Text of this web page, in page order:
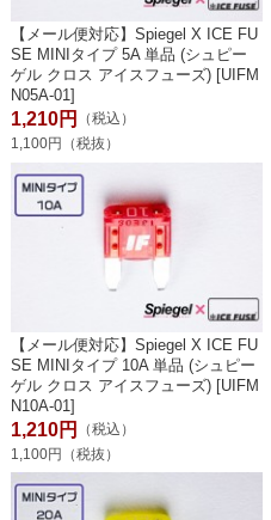
【メール便対応】Spiegel X ICE FU
SE MINIタイプ 5A 単品 (シュピー
ゲル クロス アイスフューズ) [UIFM
N05A-01]
1,210円
（税込）
1,100円（税抜）
【メール便対応】Spiegel X ICE FU
SE MINIタイプ 10A 単品 (シュピー
ゲル クロス アイスフューズ) [UIFM
N10A-01]
1,210円
（税込）
1,100円（税抜）